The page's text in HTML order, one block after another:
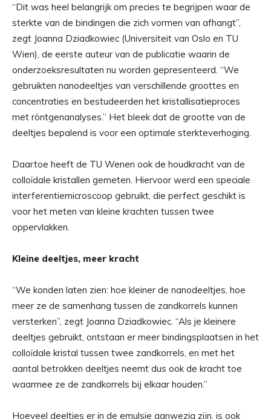
“Dit was heel belangrijk om precies te begrijpen waar de
sterkte van de bindingen die zich vormen van afhangt”,
zegt Joanna Dziadkowiec (Universiteit van Oslo en TU
Wien), de eerste auteur van de publicatie waarin de
onderzoeksresultaten nu worden gepresenteerd. “We
gebruikten nanodeeltjes van verschillende groottes en
concentraties en bestudeerden het kristallisatieproces
met röntgenanalyses.” Het bleek dat de grootte van de
deeltjes bepalend is voor een optimale sterkteverhoging.
Daartoe heeft de TU Wenen ook de houdkracht van de
colloïdale kristallen gemeten. Hiervoor werd een speciale
interferentiemicroscoop gebruikt, die perfect geschikt is
voor het meten van kleine krachten tussen twee
oppervlakken.
Kleine deeltjes, meer kracht
“We konden laten zien: hoe kleiner de nanodeeltjes, hoe
meer ze de samenhang tussen de zandkorrels kunnen
versterken”, zegt Joanna Dziadkowiec. “Als je kleinere
deeltjes gebruikt, ontstaan ​​er meer bindingsplaatsen in het
colloïdale kristal tussen twee zandkorrels, en met het
aantal betrokken deeltjes neemt dus ook de kracht toe
waarmee ze de zandkorrels bij elkaar houden.”
Hoeveel deeltjes er in de emulsie aanwezig zijn, is ook